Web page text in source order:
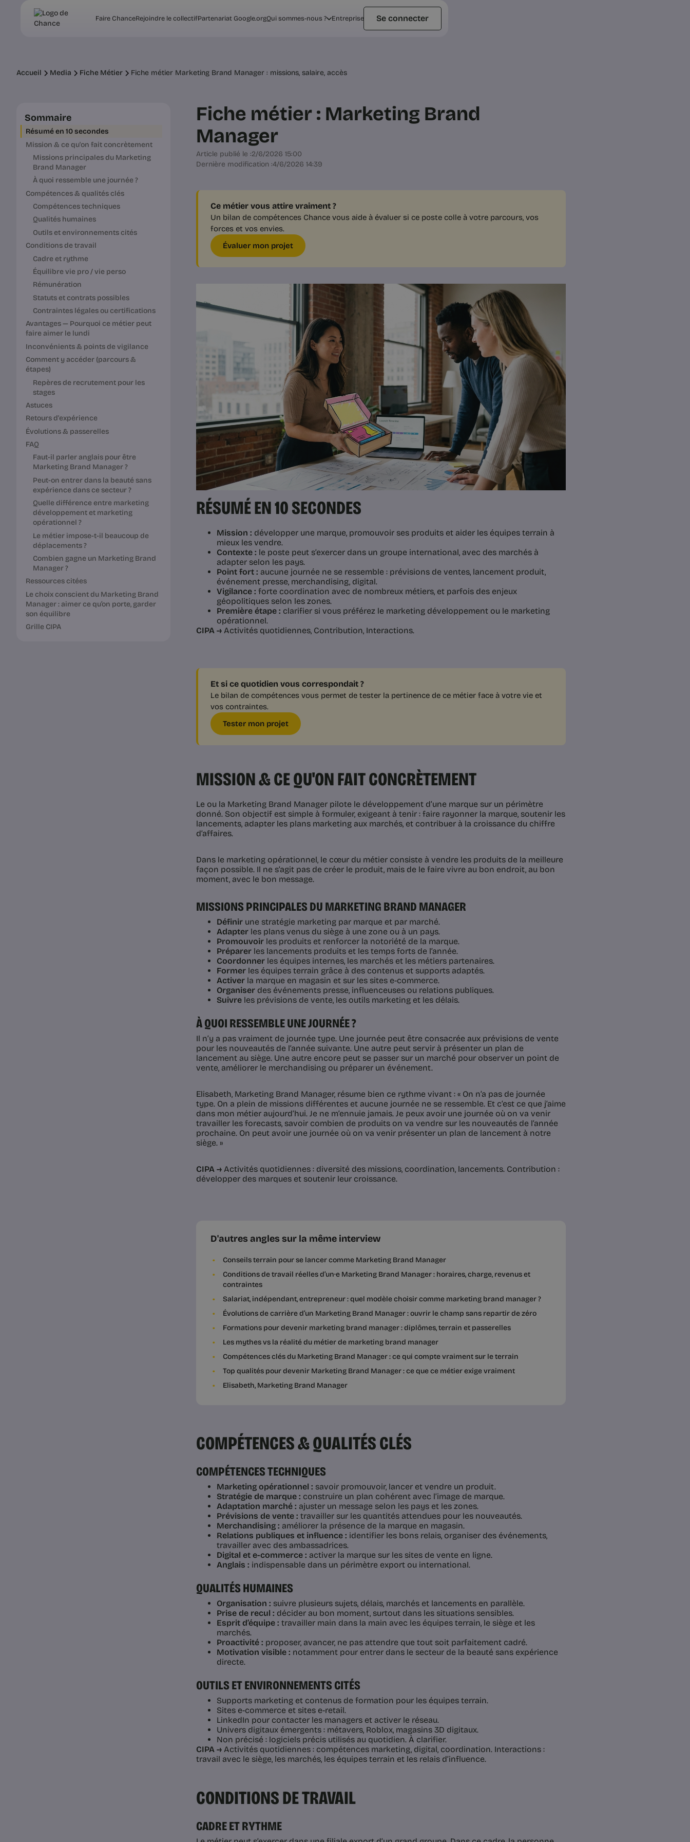
Faire ChanceRejoindre le collectifPartenariat Google.orgQui sommes-nous ? Entreprise Se connecter
Accueil Media Fiche Métier Fiche métier Marketing Brand Manager : missions, salaire, accès
Sommaire
Résumé en 10 secondes
Mission & ce qu'on fait concrètement
Missions principales du Marketing
Brand Manager
À quoi ressemble une journée ?
Compétences & qualités clés
Compétences techniques
Qualités humaines
Outils et environnements cités
Conditions de travail
Cadre et rythme
Équilibre vie pro / vie perso
Rémunération
Statuts et contrats possibles
Contraintes légales ou certifications
Avantages — Pourquoi ce métier peut
faire aimer le lundi
Inconvénients & points de vigilance
Comment y accéder (parcours &
étapes)
Repères de recrutement pour les
stages
Astuces
Retours d'expérience
Évolutions & passerelles
FAQ
Faut-il parler anglais pour être
Marketing Brand Manager ?
Peut-on entrer dans la beauté sans
expérience dans ce secteur ?
Quelle différence entre marketing
développement et marketing
opérationnel ?
Le métier impose-t-il beaucoup de
déplacements ?
Combien gagne un Marketing Brand
Manager ?
Ressources citées
Le choix conscient du Marketing Brand
Manager : aimer ce qu’on porte, garder
son équilibre
Grille CIPA
Fiche métier : Marketing Brand
Manager
Article publié le :2/6/2026 15:00
Dernière modification :4/6/2026 14:39
Ce métier vous attire vraiment ?
Un bilan de compétences Chance vous aide à évaluer si ce poste colle à votre parcours, vos
forces et vos envies.
Évaluer mon projet
RÉSUMÉ EN 10 SECONDES
Mission : développer une marque, promouvoir ses produits et aider les équipes terrain à
mieux les vendre.
Contexte : le poste peut s’exercer dans un groupe international, avec des marchés à
adapter selon les pays.
Point fort : aucune journée ne se ressemble : prévisions de ventes, lancement produit,
événement presse, merchandising, digital.
Vigilance : forte coordination avec de nombreux métiers, et parfois des enjeux
géopolitiques selon les zones.
Première étape : clarifier si vous préférez le marketing développement ou le marketing
opérationnel.
CIPA → Activités quotidiennes, Contribution, Interactions.
Et si ce quotidien vous correspondait ?
Le bilan de compétences vous permet de tester la pertinence de ce métier face à votre vie et
vos contraintes.
Tester mon projet
MISSION & CE QU'ON FAIT CONCRÈTEMENT
Le ou la Marketing Brand Manager pilote le développement d’une marque sur un périmètre
donné. Son objectif est simple à formuler, exigeant à tenir : faire rayonner la marque, soutenir les
lancements, adapter les plans marketing aux marchés, et contribuer à la croissance du chiffre
d’affaires.
Dans le marketing opérationnel, le cœur du métier consiste à vendre les produits de la meilleure
façon possible. Il ne s’agit pas de créer le produit, mais de le faire vivre au bon endroit, au bon
moment, avec le bon message.
MISSIONS PRINCIPALES DU MARKETING BRAND MANAGER
Définir une stratégie marketing par marque et par marché.
Adapter les plans venus du siège à une zone ou à un pays.
Promouvoir les produits et renforcer la notoriété de la marque.
Préparer les lancements produits et les temps forts de l’année.
Coordonner les équipes internes, les marchés et les métiers partenaires.
Former les équipes terrain grâce à des contenus et supports adaptés.
Activer la marque en magasin et sur les sites e-commerce.
Organiser des événements presse, influenceuses ou relations publiques.
Suivre les prévisions de vente, les outils marketing et les délais.
À QUOI RESSEMBLE UNE JOURNÉE ?
Il n’y a pas vraiment de journée type. Une journée peut être consacrée aux prévisions de vente
pour les nouveautés de l’année suivante. Une autre peut servir à présenter un plan de
lancement au siège. Une autre encore peut se passer sur un marché pour observer un point de
vente, améliorer le merchandising ou préparer un événement.
Elisabeth, Marketing Brand Manager, résume bien ce rythme vivant : « On n’a pas de journée
type. On a plein de missions différentes et aucune journée ne se ressemble. Et c’est ce que j’aime
dans mon métier aujourd’hui. Je ne m’ennuie jamais. Je peux avoir une journée où on va venir
travailler les forecasts, savoir combien de produits on va vendre sur les nouveautés de l’année
prochaine. On peut avoir une journée où on va venir présenter un plan de lancement à notre
siège. »
CIPA → Activités quotidiennes : diversité des missions, coordination, lancements. Contribution :
développer des marques et soutenir leur croissance.
D'autres angles sur la même interview
Conseils terrain pour se lancer comme Marketing Brand Manager
Conditions de travail réelles d’un·e Marketing Brand Manager : horaires, charge, revenus et
contraintes
Salariat, indépendant, entrepreneur : quel modèle choisir comme marketing brand manager ?
Évolutions de carrière d’un Marketing Brand Manager : ouvrir le champ sans repartir de zéro
Formations pour devenir marketing brand manager : diplômes, terrain et passerelles
Les mythes vs la réalité du métier de marketing brand manager
Compétences clés du Marketing Brand Manager : ce qui compte vraiment sur le terrain
Top qualités pour devenir Marketing Brand Manager : ce que ce métier exige vraiment
Elisabeth, Marketing Brand Manager
COMPÉTENCES & QUALITÉS CLÉS
COMPÉTENCES TECHNIQUES
Marketing opérationnel : savoir promouvoir, lancer et vendre un produit.
Stratégie de marque : construire un plan cohérent avec l’image de marque.
Adaptation marché : ajuster un message selon les pays et les zones.
Prévisions de vente : travailler sur les quantités attendues pour les nouveautés.
Merchandising : améliorer la présence de la marque en magasin.
Relations publiques et influence : identifier les bons relais, organiser des événements,
travailler avec des ambassadrices.
Digital et e-commerce : activer la marque sur les sites de vente en ligne.
Anglais : indispensable dans un périmètre export ou international.
QUALITÉS HUMAINES
Organisation : suivre plusieurs sujets, délais, marchés et lancements en parallèle.
Prise de recul : décider au bon moment, surtout dans les situations sensibles.
Esprit d’équipe : travailler main dans la main avec les équipes terrain, le siège et les
marchés.
Proactivité : proposer, avancer, ne pas attendre que tout soit parfaitement cadré.
Motivation visible : notamment pour entrer dans le secteur de la beauté sans expérience
directe.
OUTILS ET ENVIRONNEMENTS CITÉS
Supports marketing et contenus de formation pour les équipes terrain.
Sites e-commerce et sites e-retail.
LinkedIn pour contacter les managers et activer le réseau.
Univers digitaux émergents : métavers, Roblox, magasins 3D digitaux.
Non précisé : logiciels précis utilisés au quotidien. À clarifier.
CIPA → Activités quotidiennes : compétences marketing, digital, coordination. Interactions :
travail avec le siège, les marchés, les équipes terrain et les relais d’influence.
CONDITIONS DE TRAVAIL
CADRE ET RYTHME